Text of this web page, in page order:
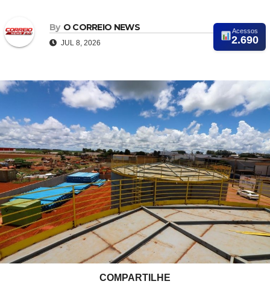
By O CORREIO NEWS
JUL 8, 2026
Acessos
2.690
COMPARTILHE